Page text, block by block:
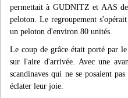
permettait à GUDNITZ et AAS de
peloton. Le regroupement
un peloton d'environ 80 unités.
Le coup de grâce était porté par
sur l'aire d'arrivée. Avec une
scandinaves qui ne se posaient
éclater leur joie.